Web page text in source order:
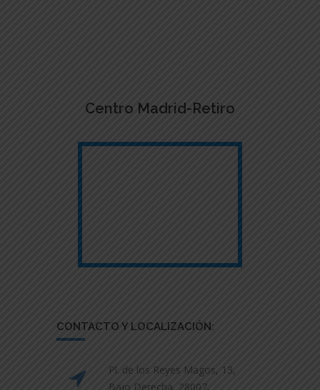
Centro Madrid-Retiro
CONTACTO Y LOCALIZACIÓN:
Pl. de los Reyes Magos, 13,
Bajo Derecha, 28007,